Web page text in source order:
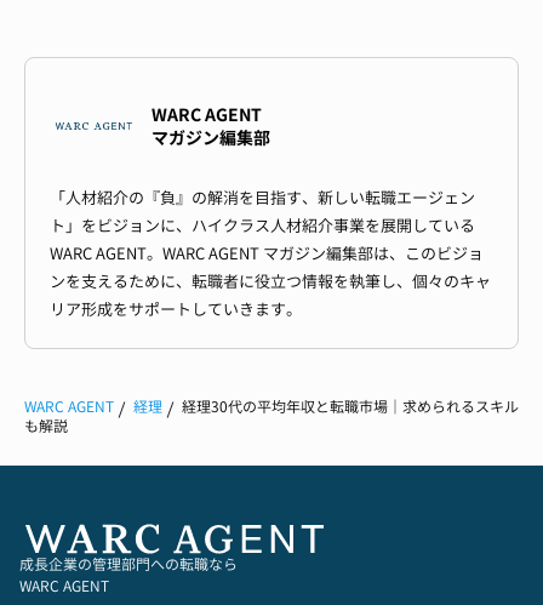
WARC AGENT
マガジン編集部
「人材紹介の『負』の解消を目指す、新しい転職エージェン
ト」をビジョンに、ハイクラス人材紹介事業を展開している
WARC AGENT。WARC AGENT マガジン編集部は、このビジョ
ンを支えるために、転職者に役立つ情報を執筆し、個々のキャ
リア形成をサポートしていきます。
WARC AGENT 経理
経理30代の平均年収と転職市場｜求められるスキル
も解説
成長企業の管理部門への転職なら
WARC AGENT